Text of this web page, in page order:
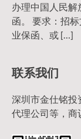
办理中国人民
函。 要求：招
业保函、或 […]
联系我们
深圳市金仕铭投
代理公司等，商